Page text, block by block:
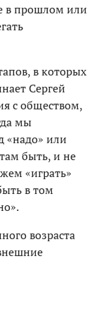
в прошлом или
в которых
Сергей
с обществом,
мы
«надо» или
быть, и не
«играть»
в том
возраста